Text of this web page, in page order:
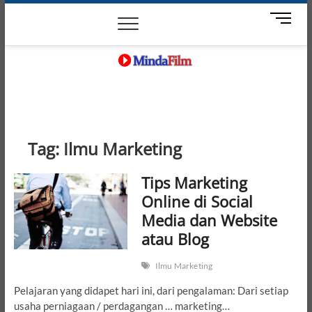
Skip
M
n
Tag: Ilmu Marketing
Tips Marketing
Online di Social
Media dan Website
atau Blog
Ilmu Marketing
Pelajaran yang didapet hari ini, dari pengalaman: Dari setiap
usaha perniagaan / perdagangan … marketing…